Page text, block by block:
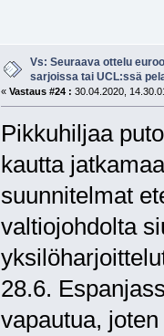
Vs: Seuraava ottelu
sarjoissa tai UCL:ssä
« Vastaus #24 : 30.04.2020,
Pikkuhiljaa
kautta
suunnitelmat
valtiojohdolta
28.6.
vapautua,